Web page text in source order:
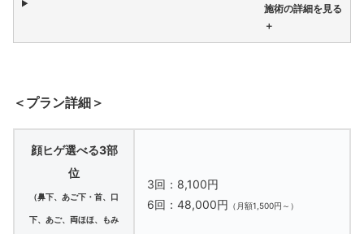
施術の詳細を見る
＋
＜プラン詳細＞
顔ヒゲ選べる3部
位
（鼻下、あご下・首、口
下、あご、両ほほ、もみ
3回：8,100円
6回：48,000円
（月額1,500円～）